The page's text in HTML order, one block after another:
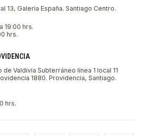
13, Galería España. Santiago Centro.
19:00 hrs.
hrs.
Valdivia Subterráneo línea 1 local 11
1880. Providencia, Santiago.
hrs.